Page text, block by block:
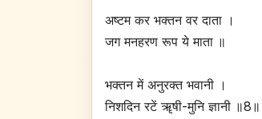
अष्टम कर भक्तन वर दाता ।
जग मनहरण रूप ये माता ॥
भक्तन में अनुरक्त भवानी ।
निशदिन रटें ॠषी-मुनि ज्ञानी ॥8॥